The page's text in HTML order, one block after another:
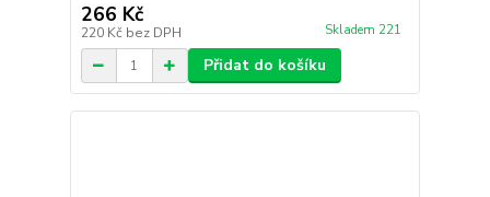
266 Kč
220 Kč bez DPH Skladem 221
Přidat do košíku